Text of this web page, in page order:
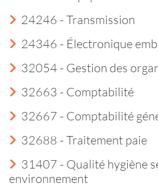
24246 - Transmission
24346 - Électronique
32054 - Gestion des
32663 - Comptabilité
32667 - Comptabilité
32688 - Traitement paie
31407 - Qualité hygiène
environnement